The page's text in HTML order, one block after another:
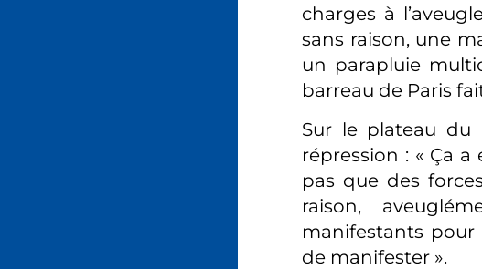
charges à
sans raison, une
un parapluie
barreau de Paris
Sur le plateau du
répression : « Ça
pas que des
raison,
manifestants pour
de manifester ».